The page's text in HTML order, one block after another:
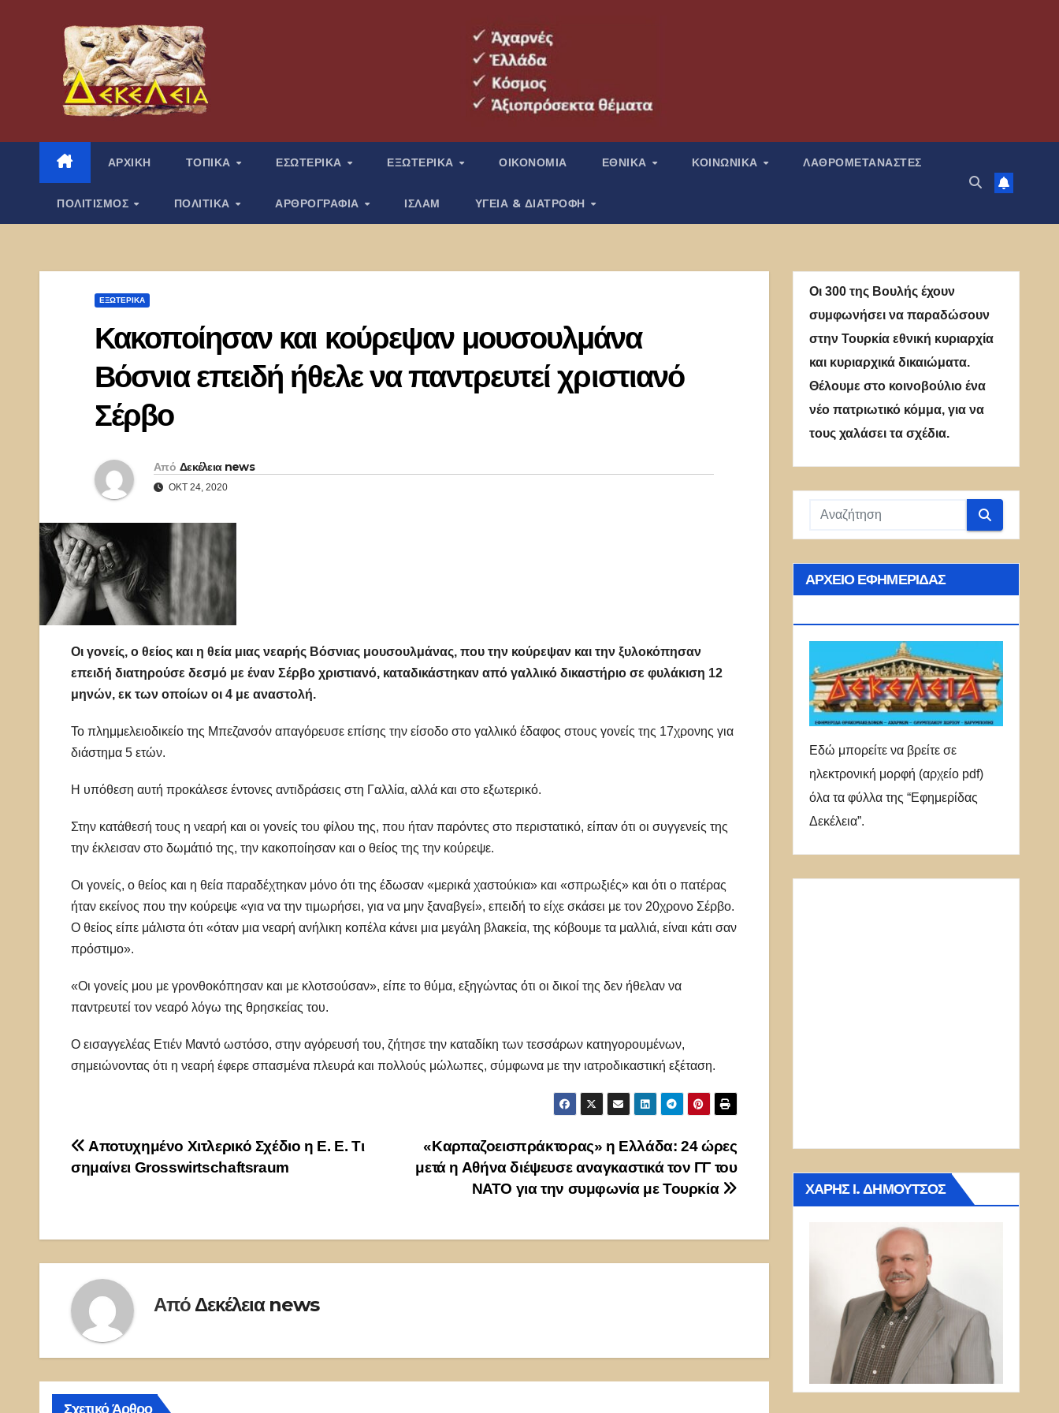
περιεχόμενο
ΑΡΧΙΚΗ ΤΟΠΙΚΑ ΕΣΩΤΕΡΙΚΑ ΕΞΩΤΕΡΙΚΑ ΟΙΚΟΝΟΜΙΑ ΕΘΝΙΚΑ ΚΟΙΝΩΝΙΚΑ ΛΑΘΡΟΜΕΤΑΝΑΣΤΕΣ
ΠΟΛΙΤΙΣΜΟΣ ΠΟΛΙΤΙΚΑ ΑΡΘΡΟΓΡΑΦΙΑ ΙΣΛΑΜ ΥΓΕΙΑ & ΔΙΑΤΡΟΦΗ
ΕΞΩΤΕΡΙΚΑ
Κακοποίησαν και κούρεψαν μουσουλμάνα
Βόσνια επειδή ήθελε να παντρευτεί χριστιανό
Σέρβο
Από Δεκέλεια news
ΟΚΤ 24, 2020
Οι γονείς, ο θείος και η θεία μιας νεαρής Βόσνιας μουσουλμάνας, που την κούρεψαν και την ξυλοκόπησαν
επειδή διατηρούσε δεσμό με έναν Σέρβο χριστιανό, καταδικάστηκαν από γαλλικό δικαστήριο σε φυλάκιση 12
μηνών, εκ των οποίων οι 4 με αναστολή.
Το πλημμελειοδικείο της Μπεζανσόν απαγόρευσε επίσης την είσοδο στο γαλλικό έδαφος στους γονείς της 17χρονης για
διάστημα 5 ετών.
Η υπόθεση αυτή προκάλεσε έντονες αντιδράσεις στη Γαλλία, αλλά και στο εξωτερικό.
Στην κατάθεσή τους η νεαρή και οι γονείς του φίλου της, που ήταν παρόντες στο περιστατικό, είπαν ότι οι συγγενείς της
την έκλεισαν στο δωμάτιό της, την κακοποίησαν και ο θείος της την κούρεψε.
Οι γονείς, ο θείος και η θεία παραδέχτηκαν μόνο ότι της έδωσαν «μερικά χαστούκια» και «σπρωξιές» και ότι ο πατέρας
ήταν εκείνος που την κούρεψε «για να την τιμωρήσει, για να μην ξαναβγεί», επειδή το είχε σκάσει με τον 20χρονο Σέρβο.
Ο θείος είπε μάλιστα ότι «όταν μια νεαρή ανήλικη κοπέλα κάνει μια μεγάλη βλακεία, της κόβουμε τα μαλλιά, είναι κάτι σαν
πρόστιμο».
«Οι γονείς μου με γρονθοκόπησαν και με κλοτσούσαν», είπε το θύμα, εξηγώντας ότι οι δικοί της δεν ήθελαν να
παντρευτεί τον νεαρό λόγω της θρησκείας του.
Ο εισαγγελέας Ετιέν Μαντό ωστόσο, στην αγόρευσή του, ζήτησε την καταδίκη των τεσσάρων κατηγορουμένων,
σημειώνοντας ότι η νεαρή έφερε σπασμένα πλευρά και πολλούς μώλωπες, σύμφωνα με την ιατροδικαστική εξέταση.
Πλοήγηση
άρθρων
«Καρπαζοεισπράκτορας» η Ελλάδα: 24 ώρες
μετά η Αθήνα διέψευσε αναγκαστικά τον ΓΓ του
ΝΑΤΟ για την συμφωνία με Τουρκία
Αποτυχημένο Χιτλερικό Σχέδιο η Ε. Ε. Τι
σημαίνει Grosswirtschaftsraum
Από Δεκέλεια news
Σχετικό Άρθρο
Οι 300 της Βουλής έχουν
συμφωνήσει να παραδώσουν
στην Τουρκία εθνική κυριαρχία
και κυριαρχικά δικαιώματα.
Θέλουμε στο κοινοβούλιο ένα
νέο πατριωτικό κόμμα, για να
τους χαλάσει τα σχέδια.
ΑΡΧΕΊΟ ΕΦΗΜΕΡΊΔΑΣ
Εδώ μπορείτε να βρείτε σε
ηλεκτρονική μορφή (αρχείο pdf)
όλα τα φύλλα της “Εφημερίδας
Δεκέλεια”.
ΧΆΡΗΣ Ι. ΔΗΜΟΎΤΣΟΣ